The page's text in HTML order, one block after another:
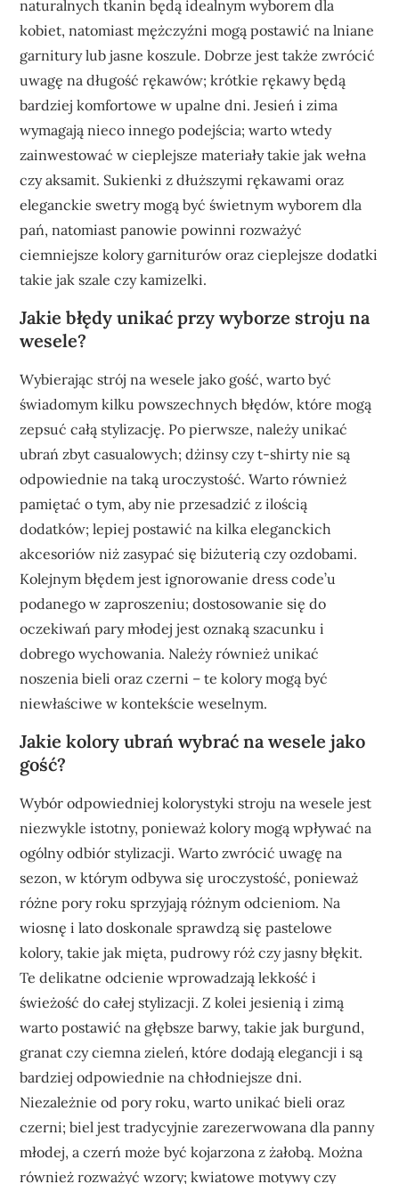
naturalnych tkanin będą idealnym wyborem dla
kobiet, natomiast mężczyźni mogą postawić na lniane
garnitury lub jasne koszule. Dobrze jest także zwrócić
uwagę na długość rękawów; krótkie rękawy będą
bardziej komfortowe w upalne dni. Jesień i zima
wymagają nieco innego podejścia; warto wtedy
zainwestować w cieplejsze materiały takie jak wełna
czy aksamit. Sukienki z dłuższymi rękawami oraz
eleganckie swetry mogą być świetnym wyborem dla
pań, natomiast panowie powinni rozważyć
ciemniejsze kolory garniturów oraz cieplejsze dodatki
takie jak szale czy kamizelki.
Jakie błędy unikać przy wyborze stroju na
wesele?
Wybierając strój na wesele jako gość, warto być
świadomym kilku powszechnych błędów, które mogą
zepsuć całą stylizację. Po pierwsze, należy unikać
ubrań zbyt casualowych; dżinsy czy t-shirty nie są
odpowiednie na taką uroczystość. Warto również
pamiętać o tym, aby nie przesadzić z ilością
dodatków; lepiej postawić na kilka eleganckich
akcesoriów niż zasypać się biżuterią czy ozdobami.
Kolejnym błędem jest ignorowanie dress code’u
podanego w zaproszeniu; dostosowanie się do
oczekiwań pary młodej jest oznaką szacunku i
dobrego wychowania. Należy również unikać
noszenia bieli oraz czerni – te kolory mogą być
niewłaściwe w kontekście weselnym.
Jakie kolory ubrań wybrać na wesele jako
gość?
Wybór odpowiedniej kolorystyki stroju na wesele jest
niezwykle istotny, ponieważ kolory mogą wpływać na
ogólny odbiór stylizacji. Warto zwrócić uwagę na
sezon, w którym odbywa się uroczystość, ponieważ
różne pory roku sprzyjają różnym odcieniom. Na
wiosnę i lato doskonale sprawdzą się pastelowe
kolory, takie jak mięta, pudrowy róż czy jasny błękit.
Te delikatne odcienie wprowadzają lekkość i
świeżość do całej stylizacji. Z kolei jesienią i zimą
warto postawić na głębsze barwy, takie jak burgund,
granat czy ciemna zieleń, które dodają elegancji i są
bardziej odpowiednie na chłodniejsze dni.
Niezależnie od pory roku, warto unikać bieli oraz
czerni; biel jest tradycyjnie zarezerwowana dla panny
młodej, a czerń może być kojarzona z żałobą. Można
również rozważyć wzory; kwiatowe motywy czy